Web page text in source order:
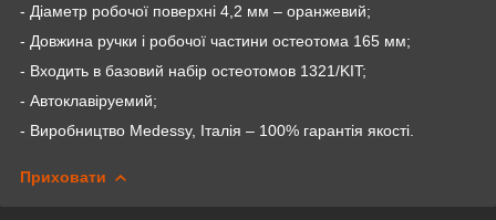
- Діаметр робочої поверхні 4,2 мм – оранжевий;
- Довжина ручки і робочої частини остеотома 165 мм;
- Входить в базовий набір остеотомов 1321/KIT;
- Автоклавіруемий;
- Виробництво Medessy, Італія – 100% гарантія якості.
Приховати